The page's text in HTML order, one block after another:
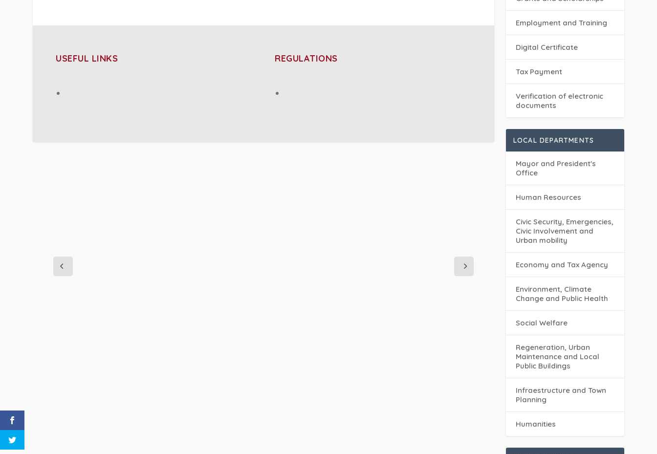
USEFUL LINKS REGULATIONS
Employment and Training
Digital Certificate
Tax Payment
Verification of electronic
documents
LOCAL DEPARTMENTS
Mayor and President's
Office
Human Resources
Civic Security, Emergencies,
Civic Involvement and
Urban mobility
Economy and Tax Agency
Environment, Climate
Change and Public Health
Social Welfare
Regeneration, Urban
Maintenance and Local
Public Buildings
Infraestructure and Town
Planning
Humanities